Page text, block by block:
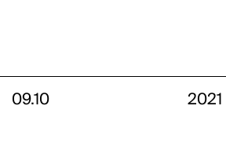
09.10 2021